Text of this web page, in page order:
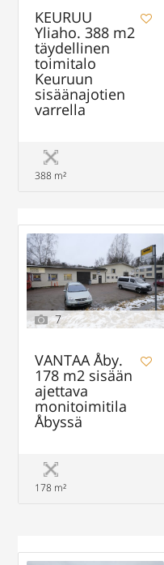
KEURUU
Yliaho. 388 m2
täydellinen
toimitalo
Keuruun
sisäänajotien
varrella
388 m²
7
VANTAA Åby.
178 m2 sisään
ajettava
monitoimitila
Åbyssä
178 m²